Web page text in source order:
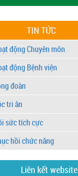
TIN TỨC
động Chuyên môn
động Bệnh viện
đoàn
tri ân
sức tích cực
hồi chức năng
Liên kết website